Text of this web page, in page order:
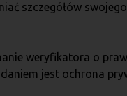
szczegółów
weryfikatora o
jest ochrona